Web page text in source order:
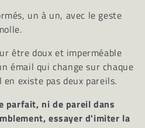
un à un, avec le geste
être doux et imperméable
émail qui change sur chaque
existe pas deux pareils.
parfait, ni de pareil dans
essayer d'imiter la